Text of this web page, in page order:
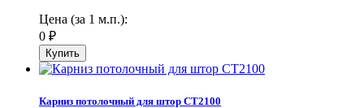
Цена (за 1 м.п.):
0 ₽
Карниз потолочный для штор СТ2100